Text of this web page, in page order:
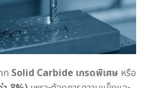
ก Solid Carbide เกรดพิเศษ หรือ